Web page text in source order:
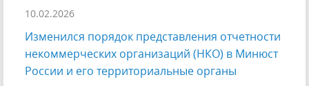
10.02.2026
Изменился порядок представления отчетности
некоммерческих организаций (НКО) в Минюст
России и его территориальные органы